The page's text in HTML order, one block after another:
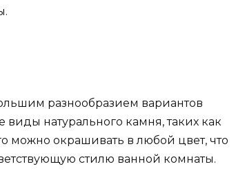
разнообразием вариантов
натурального камня, таких как
можно окрашивать в любой цвет, что
стилю ванной комнаты.